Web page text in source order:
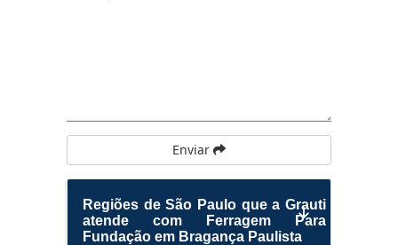
Enviar
Regiões de São Paulo que a Grauti
atende com Ferragem Para
Fundação em Bragança Paulista